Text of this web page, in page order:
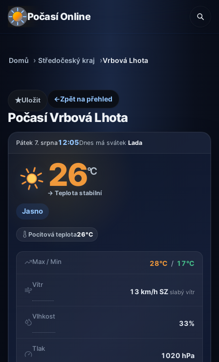
Počasí Online
Domů Středočeský kraj Vrbová Lhota
←Zpět na přehled
Počasí Vrbová Lhota
★Uložit
Pátek 7. srpna12:05Dnes má svátek Lada
26°C
→ Teplota stabilní
Jasno
Pocitová teplota26°C
Max / Min 28°C / 17°C
Vítr
13 km/h SZ slabý vítr
Vlhkost
33%
Tlak
1020 hPa